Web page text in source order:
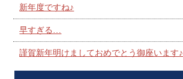
新年度ですね♪
早すぎる…
謹賀新年明けましておめでとう御座います♪